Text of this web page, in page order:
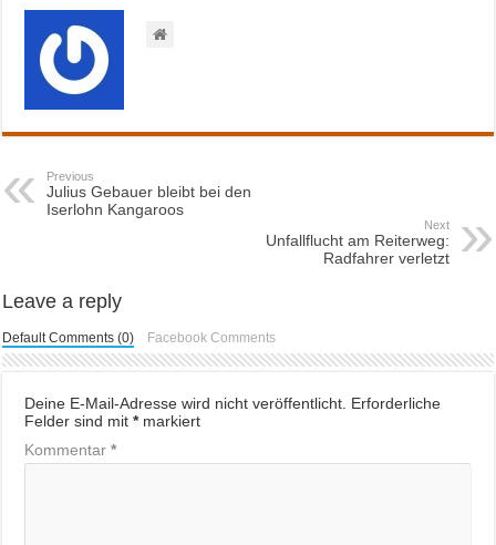
Previous
Julius Gebauer bleibt bei den
Iserlohn Kangaroos
Next
Unfallflucht am Reiterweg:
Radfahrer verletzt
Leave a reply
Default Comments (0) Facebook Comments
Deine E-Mail-Adresse wird nicht veröffentlicht. Erforderliche
Felder sind mit*markiert
Kommentar*